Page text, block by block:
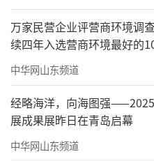
力明教育发展集团已
民营企业集团，主要
养、力明产业、力明
板块，总资产超百亿
是集团的核心板块，
技职业学院（山东中
育（山东力明技工学
万家民营企业评营商环境调
续四年入选营商环境最好的
中华网山东频道
经略海洋，向海图强
展成果展昨日在青岛启幕
中华网山东频道